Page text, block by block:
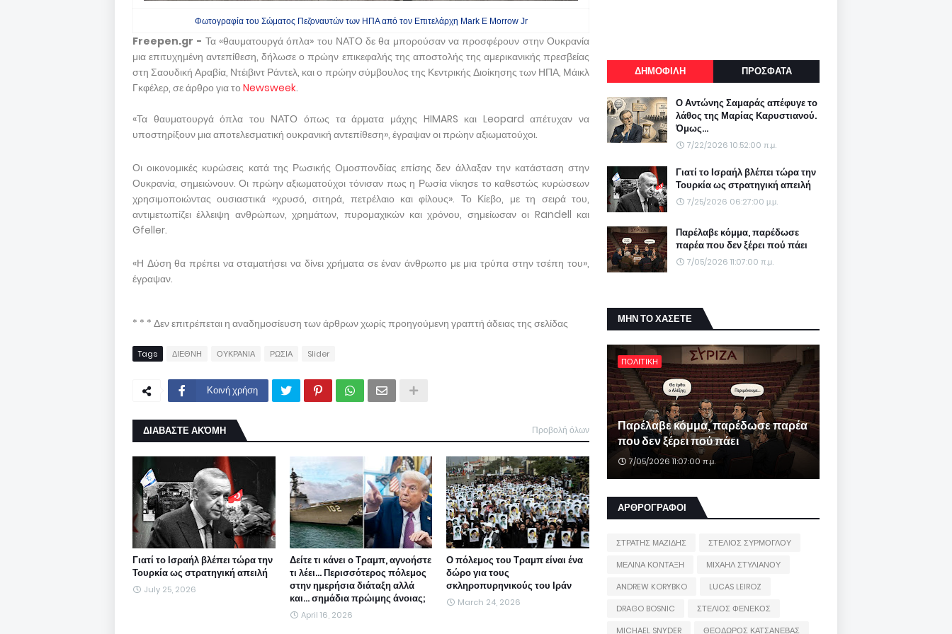
Φωτογραφία του Σώματος Πεζοναυτών των ΗΠΑ από τον Επιτελάρχη Mark E Morrow Jr
Freepen.gr - Τα «θαυματουργά όπλα» του ΝΑΤΟ δε θα μπορούσαν να προσφέρουν στην Ουκρανία
μια επιτυχημένη αντεπίθεση, δήλωσε ο πρώην επικεφαλής της αποστολής της αμερικανικής πρεσβείας
στη Σαουδική Αραβία, Ντέιβιντ Ράντελ, και ο πρώην σύμβουλος της Κεντρικής Διοίκησης των ΗΠΑ, Μάικλ
Γκφέλερ, σε άρθρο για το Newsweek.
«Τα θαυματουργά όπλα του ΝΑΤΟ όπως τα άρματα μάχης HIMARS και Leopard απέτυχαν να
υποστηρίξουν μια αποτελεσματική ουκρανική αντεπίθεση», έγραψαν οι πρώην αξιωματούχοι.
Οι οικονομικές κυρώσεις κατά της Ρωσικής Ομοσπονδίας επίσης δεν άλλαξαν την κατάσταση στην
Ουκρανία, σημειώνουν. Οι πρώην αξιωματούχοι τόνισαν πως η Ρωσία νίκησε το καθεστώς κυρώσεων
χρησιμοποιώντας ουσιαστικά «χρυσό, σιτηρά, πετρέλαιο και φίλους». Το Κίεβο, με τη σειρά του,
αντιμετωπίζει έλλειψη ανθρώπων, χρημάτων, πυρομαχικών και χρόνου, σημείωσαν οι Randell και
Gfeller.
«Η Δύση θα πρέπει να σταματήσει να δίνει χρήματα σε έναν άνθρωπο με μια τρύπα στην τσέπη του»,
έγραψαν.
* * * Δεν επιτρέπεται η αναδημοσίευση των άρθρων χωρίς προηγούμενη γραπτή άδειας της σελίδας
Tags ΔΙΕΘΝΗ ΟΥΚΡΑΝΙΑ ΡΩΣΙΑ Slider
Κοινή χρήση
ΔΙΑΒΑΣΤΕ ΑΚΌΜΗ Προβολή όλων
Γιατί το Ισραήλ βλέπει τώρα την
Τουρκία ως στρατηγική απειλή
July 25, 2026
Δείτε τι κάνει ο Τραμπ, αγνοήστε
τι λέει... Περισσότερος πόλεμος
στην ημερήσια διάταξη αλλά
και... σημάδια πρώιμης άνοιας;
April 16, 2026
Ο πόλεμος του Τραμπ είναι ένα
δώρο για τους
σκληροπυρηνικούς του Ιράν
March 24, 2026
ΔΗΜΟΦΙΛΗ ΠΡΟΣΦΑΤΑ
Ο Αντώνης Σαμαράς απέφυγε το
λάθος της Μαρίας Καρυστιανού.
Όμως...
7/22/2026 10:52:00 π.μ.
Γιατί το Ισραήλ βλέπει τώρα την
Τουρκία ως στρατηγική απειλή
7/25/2026 06:27:00 μ.μ.
Παρέλαβε κόμμα, παρέδωσε
παρέα που δεν ξέρει πού πάει
7/05/2026 11:07:00 π.μ.
ΜΗΝ ΤΟ ΧΑΣΕΤΕ
ΠΟΛΙΤΙΚΗ
Παρέλαβε κόμμα, παρέδωσε παρέα
που δεν ξέρει πού πάει
7/05/2026 11:07:00 π.μ.
ΑΡΘΡΟΓΡΑΦΟΙ
ΣΤΡΑΤΗΣ ΜΑΖΙΔΗΣ
ΣΤΕΛΙΟΣ ΣΥΡΜΟΓΛΟΥ
ΜΕΛΙΝΑ ΚΟΝΤΑΞΗ
ΜΙΧΑΗΛ ΣΤΥΛΙΑΝΟΥ
ANDREW KORYBKO
LUCAS LEIROZ
DRAGO BOSNIC
ΣΤΕΛΙΟΣ ΦΕΝΕΚΟΣ
MICHAEL SNYDER
ΘΕΟΔΩΡΟΣ ΚΑΤΣΑΝΕΒΑΣ